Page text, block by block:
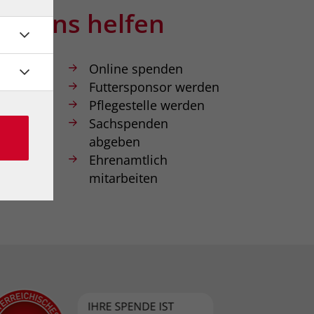
uns helfen
Online spenden
Futtersponsor werden
Pflegestelle werden
Sachspenden
abgeben
Ehrenamtlich
mitarbeiten